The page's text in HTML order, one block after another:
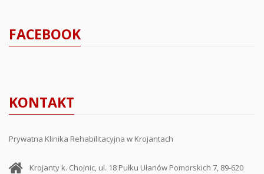
FACEBOOK
KONTAKT
Prywatna Klinika Rehabilitacyjna w Krojantach
Krojanty k. Chojnic, ul. 18 Pułku Ułanów Pomorskich 7, 89-620